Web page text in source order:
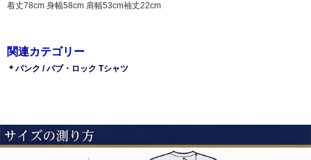
着丈78cm 身幅58cm 肩幅53cm袖丈22cm
関連カテゴリー
＊パンク / パブ・ロック Tシャツ